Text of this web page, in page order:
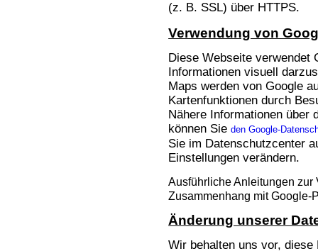
(z. B. SSL) über HTTPS.
Verwendung von
Diese Webseite verwendet
Informationen visuell
Maps werden von Google
Kartenfunktionen durch
Nähere Informationen über
können Sieden Google-
Sie im Datenschutzcenter
Einstellungen verändern.
Ausführliche Anleitungen
Zusammenhang mit Google-
Änderung unserer
Wir behalten uns vor,